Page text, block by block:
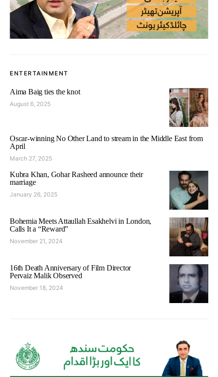
ENTERTAINMENT
Aima Baig ties the knot
August 6, 2025
Oscar-winning No Other Land to stream in the Middle East from
April
March 27, 2025
Kubra Khan, Gohar Rasheed announce their
marriage
January 26, 2025
Bohemia Meets Attaullah Esakhelvi in London,
Calls It a “Reward”
November 21, 2024
16th Death Anniversary of Film Director
Pervaiz Malik Observed
November 18, 2024